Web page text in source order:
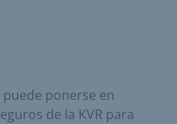
ponerse en
de la KVR para